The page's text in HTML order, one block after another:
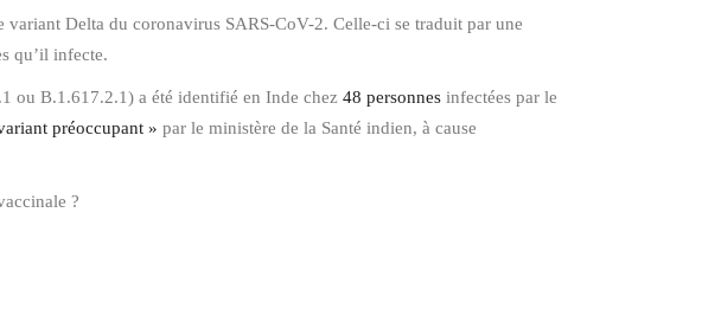
Delta du coronavirus SARS-CoV-2. Celle-ci se traduit par une
qu’il infecte.
ou B.1.617.2.1) a été identifié en Inde chez 48 personnes infectées par le
préoccupant » par le ministère de la Santé indien, à cause
?